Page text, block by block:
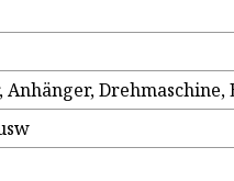
Drehmaschine,